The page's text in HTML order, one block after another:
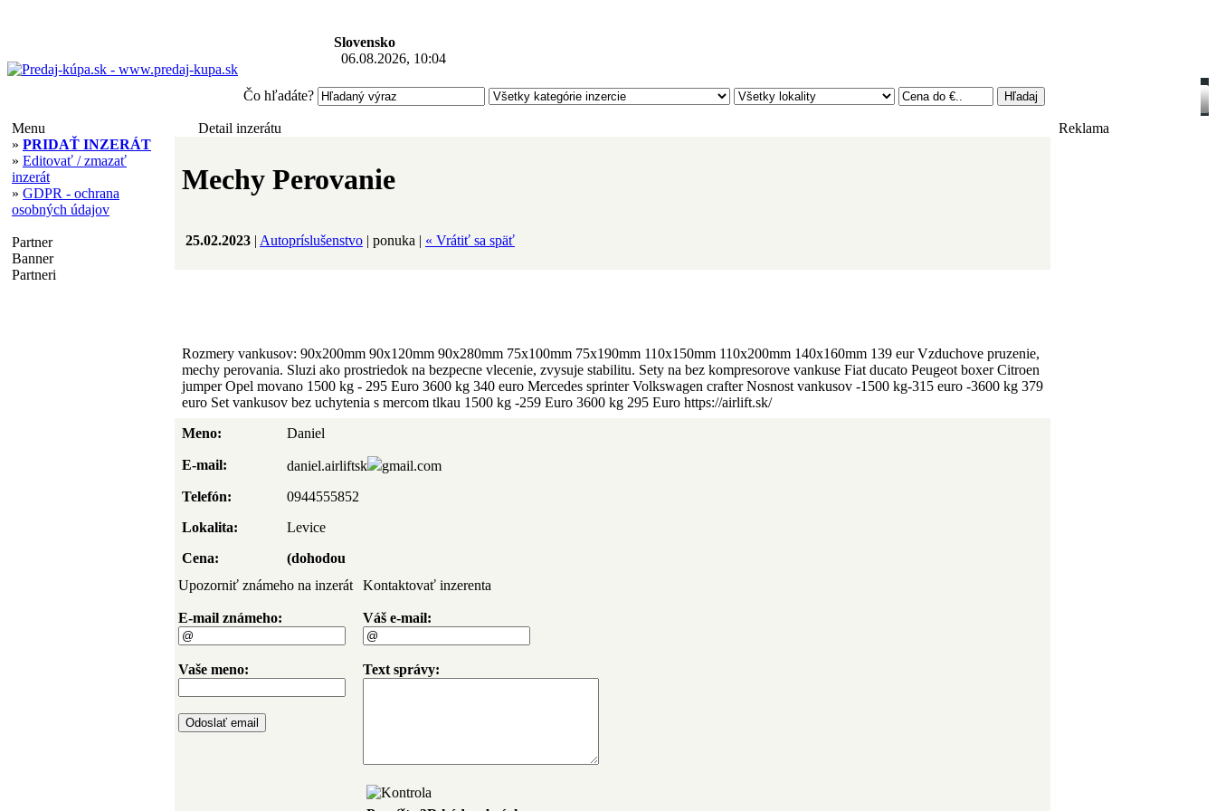
Slovensko
06.08.2026, 10:04
Čo hľadáte?
Menu
» PRIDAŤ INZERÁT
» Editovať / zmazať
inzerát
» GDPR - ochrana
osobných údajov
Partner
Banner
Partneri
Detail inzerátu
Mechy Perovanie
25.02.2023 | Autopríslušenstvo | ponuka | « Vrátiť sa späť
Rozmery vankusov: 90x200mm 90x120mm 90x280mm 75x100mm 75x190mm 110x150mm 110x200mm 140x160mm 139 eur Vzduchove pruzenie,
mechy perovania. Sluzi ako prostriedok na bezpecne vlecenie, zvysuje stabilitu. Sety na bez kompresorove vankuse Fiat ducato Peugeot boxer Citroen
jumper Opel movano 1500 kg - 295 Euro 3600 kg 340 euro Mercedes sprinter Volkswagen crafter Nosnost vankusov -1500 kg-315 euro -3600 kg 379
euro Set vankusov bez uchytenia s mercom tlkau 1500 kg -259 Euro 3600 kg 295 Euro https://airlift.sk/
Meno:
Daniel
E-mail: daniel.airliftsk
gmail.com
Telefón:
0944555852
Lokalita:
Levice
Cena:
(dohodou
Upozorniť známeho na inzerát
E-mail známeho:
Vaše meno:
Kontaktovať inzerenta
Váš e-mail:
Text správy:
Reklama